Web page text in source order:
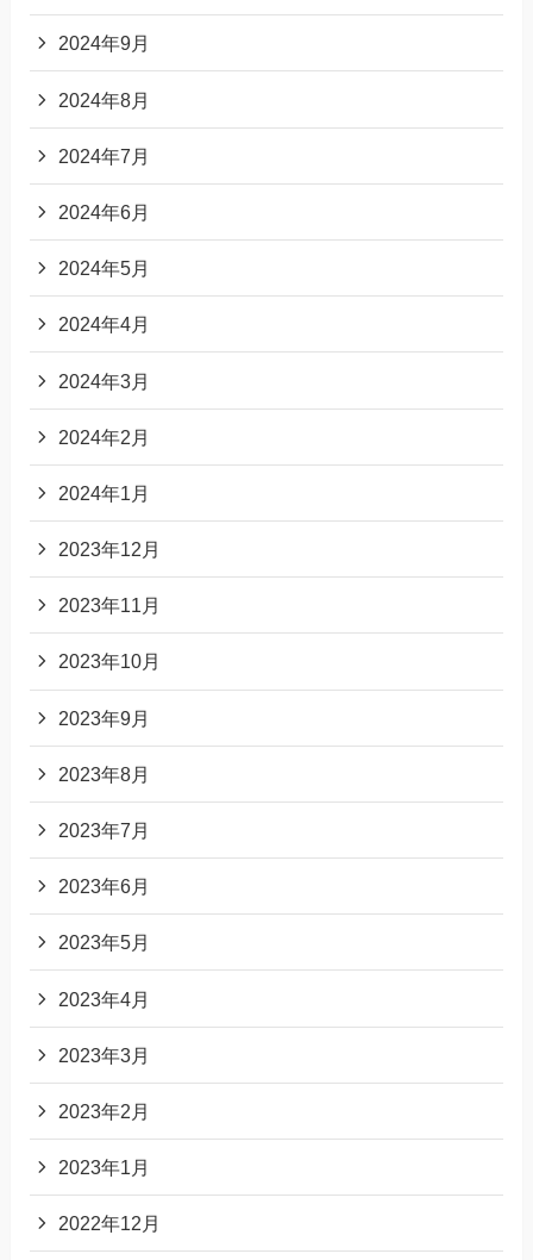
2024年9月
2024年8月
2024年7月
2024年6月
2024年5月
2024年4月
2024年3月
2024年2月
2024年1月
2023年12月
2023年11月
2023年10月
2023年9月
2023年8月
2023年7月
2023年6月
2023年5月
2023年4月
2023年3月
2023年2月
2023年1月
2022年12月